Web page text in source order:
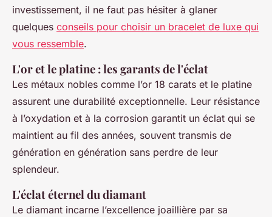
investissement, il ne faut pas hésiter à glaner
quelques conseils pour choisir un bracelet de luxe qui
vous ressemble.
L'or et le platine : les garants de l'éclat
Les métaux nobles comme l’or 18 carats et le platine
assurent une durabilité exceptionnelle. Leur résistance
à l’oxydation et à la corrosion garantit un éclat qui se
maintient au fil des années, souvent transmis de
génération en génération sans perdre de leur
splendeur.
L'éclat éternel du diamant
Le diamant incarne l’excellence joaillière par sa